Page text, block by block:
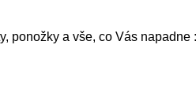
ponožky a vše, co Vás napadne